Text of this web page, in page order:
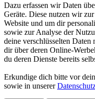
Dazu erfassen wir Daten
Geräte. Diese nutzen wir
Website und um dir
sowie zur Analyse der
deine verschlüsselten
dir über deren Online-
du deren Dienste bereits
Erkundige dich bitte vor
sowie in unserer